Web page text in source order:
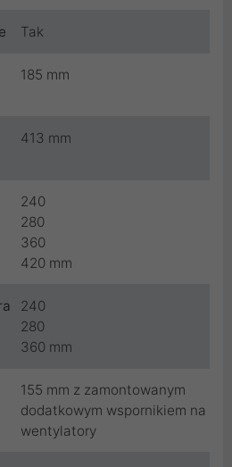
Tak
185 mm
413 mm
240
280
360
420 mm
240
280
360 mm
155 mm z zamontowanym
dodatkowym wspornikiem na
wentylatory